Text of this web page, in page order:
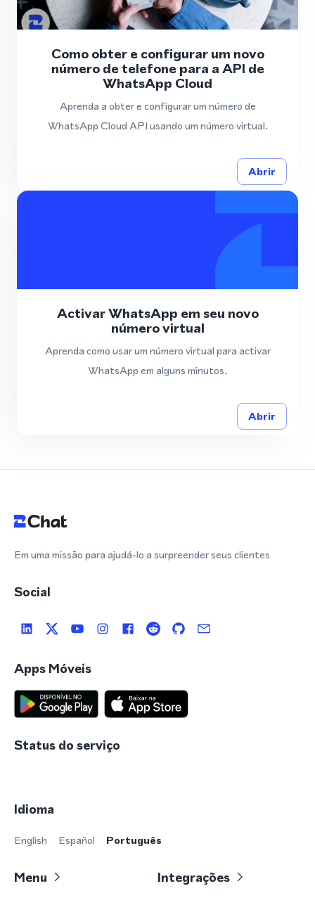
Como obter e configurar um novo
número de telefone para a API de
WhatsApp Cloud
Aprenda a obter e configurar um número de
WhatsApp Cloud API usando um número virtual.
Abrir
Activar WhatsApp em seu novo
número virtual
Aprenda como usar um número virtual para activar
WhatsApp em alguns minutos.
Abrir
Em uma missão para ajudá-lo a surpreender seus clientes
Social
Apps Móveis
Status do serviço
Idioma
English Español Português
Menu Integrações